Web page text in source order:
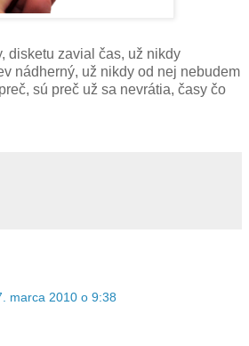
disketu zavial čas, už nikdy
nádherný, už nikdy od nej nebudem
sú preč už sa nevrátia, časy čo
marca 2010 o 9:38